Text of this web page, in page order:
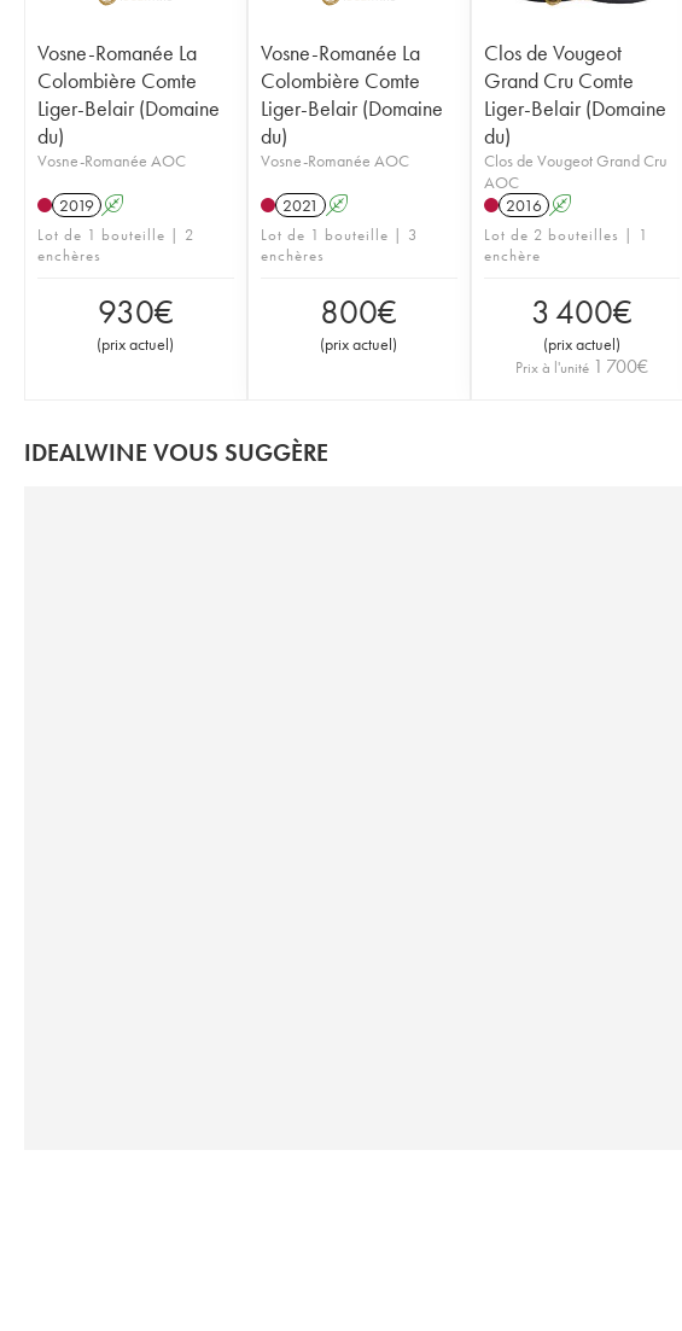
Vosne-Romanée La
Colombière Comte
Liger-Belair (Domaine
du)
Vosne-Romanée AOC
2019 A
Lot de 1 bouteille | 2
enchères
930€
(prix actuel)
Vosne-Romanée La
Colombière Comte
Liger-Belair (Domaine
du)
Vosne-Romanée AOC
2021 A
Lot de 1 bouteille | 3
enchères
800€
(prix actuel)
Clos de Vougeot
Grand Cru Comte
Liger-Belair (Domaine
du)
Clos de Vougeot Grand Cru
AOC
2016 A
Lot de 2 bouteilles | 1
enchère
3 400€
(prix actuel)
Prix à l'unité 1 700€
IDEALWINE VOUS SUGGÈRE